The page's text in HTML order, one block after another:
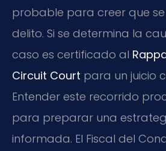
probable para creer que
delito. Si se determina la
caso es certificado al
Circuit Court para un juicio
Entender este recorrido
para preparar una
informada. El Fiscal del